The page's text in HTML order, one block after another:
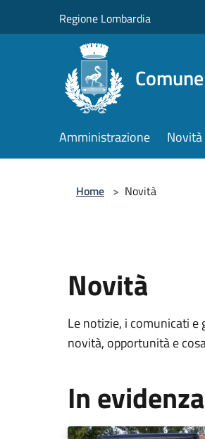
Regione Lombardia
Amministrazione Novità
Home > Novità
Novità
Le notizie, i comunicati
novità, opportunità e
In evidenza